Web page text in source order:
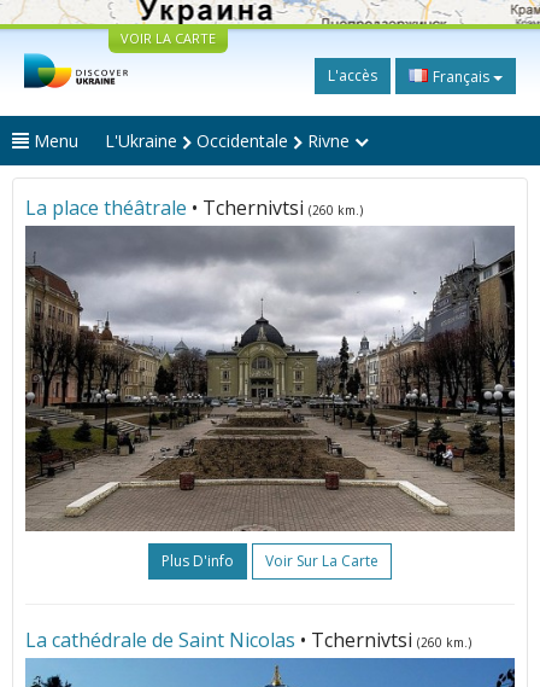
VOIR LA CARTE
L'accès Français
Menu L'Ukraine Occidentale Rivne
La place théâtrale • Tchernivtsi (260 km.)
Plus D'info Voir Sur La Carte
La cathédrale de Saint Nicolas • Tchernivtsi (260 km.)